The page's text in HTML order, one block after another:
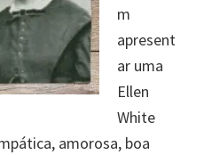
m
apresent
ar uma
Ellen
White
amorosa, boa